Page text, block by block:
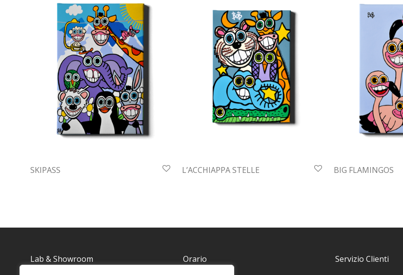
SKIPASS L’ACCHIAPPA STELLE BIG FLAMINGOS
Lab & Showroom Orario Servizio Clienti